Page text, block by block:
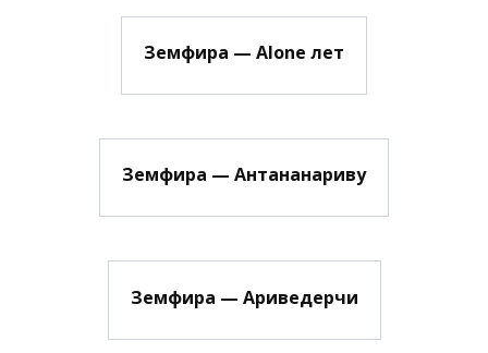
Земфира — Alone лет
Земфира — Антананариву
Земфира — Ариведерчи